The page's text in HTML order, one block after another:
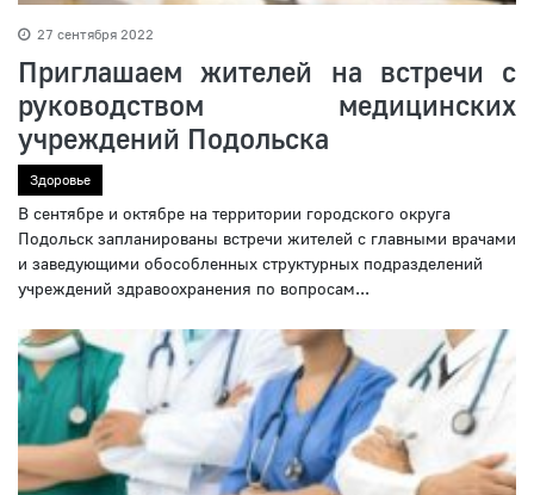
27 сентября 2022
Приглашаем жителей на встречи с
руководством медицинских
учреждений Подольска
Здоровье
В сентябре и октябре на территории городского округа
Подольск запланированы встречи жителей с главными врачами
и заведующими обособленных структурных подразделений
учреждений здравоохранения по вопросам...